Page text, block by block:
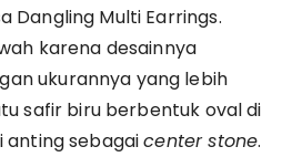
Dangling Multi Earrings.
karena desainnya
ukurannya yang lebih
safir biru berbentuk oval di
anting sebagaicenter stone.